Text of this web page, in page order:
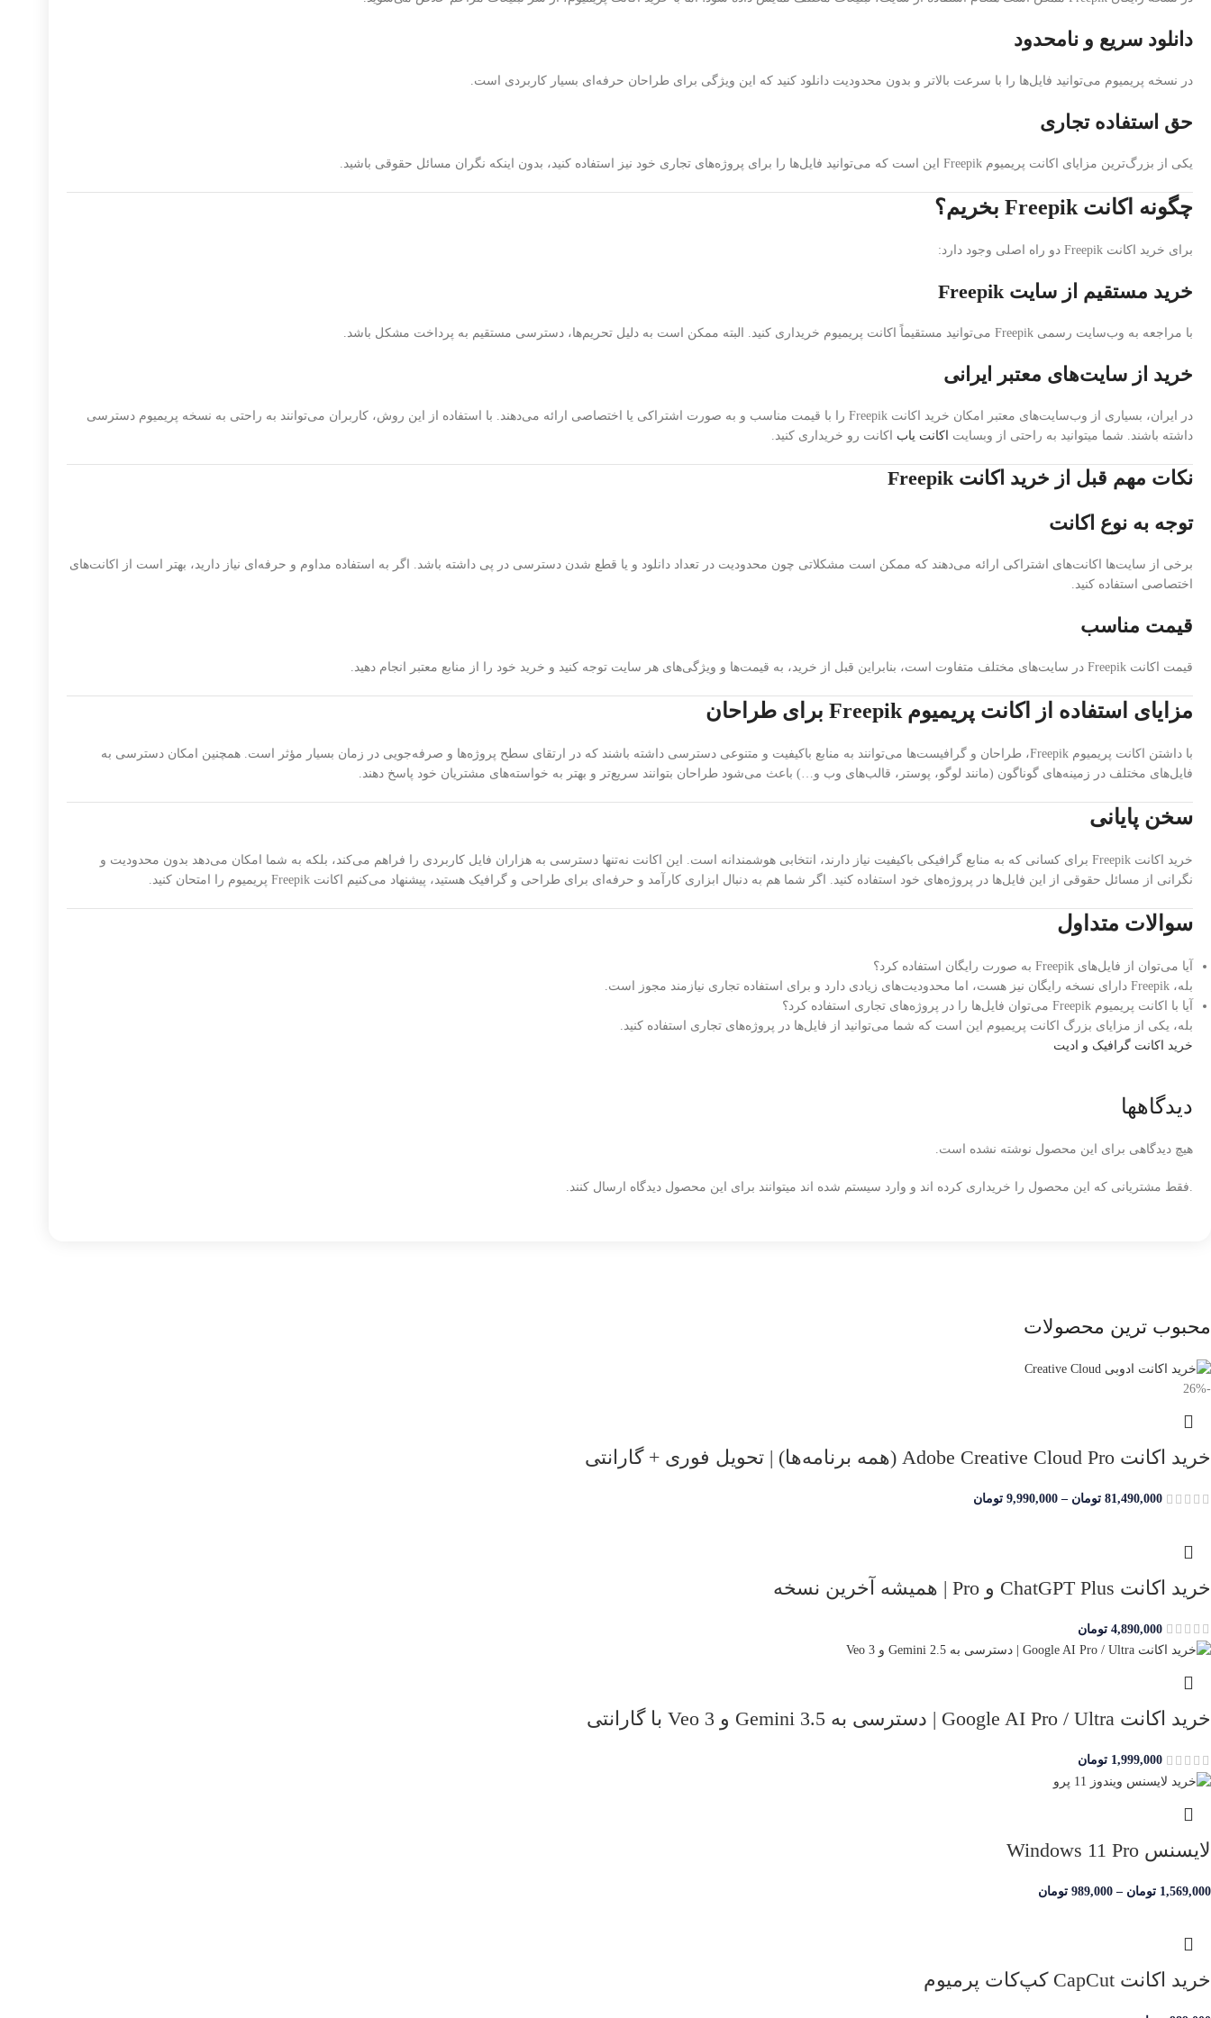
دانلود سریع و نامحدود
در نسخه پریمیوم می‌توانید فایل‌ها را با سرعت بالاتر و بدون محدودیت دانلود کنید که این ویژگی برای طراحان حرفه‌ای بسیار کاربردی است.
حق استفاده تجاری
یکی از بزرگ‌ترین مزایای اکانت پریمیوم Freepik این است که می‌توانید فایل‌ها را برای پروژه‌های تجاری خود نیز استفاده کنید، بدون اینکه نگران مسائل حقوقی باشید.
چگونه اکانت Freepik بخریم؟
برای خرید اکانت Freepik دو راه اصلی وجود دارد:
خرید مستقیم از سایت Freepik
با مراجعه به وب‌سایت رسمی Freepik می‌توانید مستقیماً اکانت پریمیوم خریداری کنید. البته ممکن است به دلیل تحریم‌ها، دسترسی مستقیم به پرداخت مشکل باشد.
خرید از سایت‌های معتبر ایرانی
در ایران، بسیاری از وب‌سایت‌های معتبر امکان خرید اکانت Freepik را با قیمت مناسب و به صورت اشتراکی یا اختصاصی ارائه می‌دهند. با استفاده از این روش، کاربران می‌توانند به راحتی به نسخه پریمیوم دسترسی
داشته باشند. شما میتوانید به راحتی از وبسایت اکانت یاب اکانت رو خریداری کنید.
نکات مهم قبل از خرید اکانت Freepik
توجه به نوع اکانت
برخی از سایت‌ها اکانت‌های اشتراکی ارائه می‌دهند که ممکن است مشکلاتی چون محدودیت در تعداد دانلود و یا قطع شدن دسترسی در پی داشته باشد. اگر به استفاده مداوم و حرفه‌ای نیاز دارید، بهتر است از اکانت‌های
اختصاصی استفاده کنید.
قیمت مناسب
قیمت اکانت Freepik در سایت‌های مختلف متفاوت است، بنابراین قبل از خرید، به قیمت‌ها و ویژگی‌های هر سایت توجه کنید و خرید خود را از منابع معتبر انجام دهید.
مزایای استفاده از اکانت پریمیوم Freepik برای طراحان
با داشتن اکانت پریمیوم Freepik، طراحان و گرافیست‌ها می‌توانند به منابع باکیفیت و متنوعی دسترسی داشته باشند که در ارتقای سطح پروژه‌ها و صرفه‌جویی در زمان بسیار مؤثر است. همچنین امکان دسترسی به
فایل‌های مختلف در زمینه‌های گوناگون (مانند لوگو، پوستر، قالب‌های وب و…) باعث می‌شود طراحان بتوانند سریع‌تر و بهتر به خواسته‌های مشتریان خود پاسخ دهند.
سخن پایانی
خرید اکانت Freepik برای کسانی که به منابع گرافیکی باکیفیت نیاز دارند، انتخابی هوشمندانه است. این اکانت نه‌تنها دسترسی به هزاران فایل کاربردی را فراهم می‌کند، بلکه به شما امکان می‌دهد بدون محدودیت و
نگرانی از مسائل حقوقی از این فایل‌ها در پروژه‌های خود استفاده کنید. اگر شما هم به دنبال ابزاری کارآمد و حرفه‌ای برای طراحی و گرافیک هستید، پیشنهاد می‌کنیم اکانت Freepik پریمیوم را امتحان کنید.
سوالات متداول
آیا می‌توان از فایل‌های Freepik به صورت رایگان استفاده کرد؟
بله، Freepik دارای نسخه رایگان نیز هست، اما محدودیت‌های زیادی دارد و برای استفاده تجاری نیازمند مجوز است.
آیا با اکانت پریمیوم Freepik می‌توان فایل‌ها را در پروژه‌های تجاری استفاده کرد؟
بله، یکی از مزایای بزرگ اکانت پریمیوم این است که شما می‌توانید از فایل‌ها در پروژه‌های تجاری استفاده کنید.
خرید اکانت گرافیک و ادیت
دیدگاهها
هیچ دیدگاهی برای این محصول نوشته نشده است.
.فقط مشتریانی که این محصول را خریداری کرده اند و وارد سیستم شده اند میتوانند برای این محصول دیدگاه ارسال کنند.
محبوب ترین محصولات
-26%
خرید اکانت Adobe Creative Cloud Pro (همه برنامه‌ها) | تحویل فوری + گارانتی
81,490,000 تومان –
9,990,000 تومان
خرید اکانت ChatGPT Plus و Pro | همیشه آخرین نسخه
4,890,000 تومان
خرید اکانت Google AI Pro / Ultra | دسترسی به Gemini 3.5 و Veo 3 با گارانتی
1,999,000 تومان
لایسنس Windows 11 Pro
1,569,000 تومان –
989,000 تومان
خرید اکانت CapCut کپ‌کات پرمیوم